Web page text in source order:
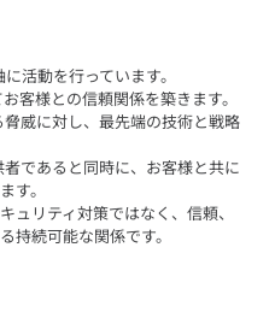
活動を行っています。
客様との信頼関係を築きます。
威に対し、最先端の技術と戦略
であると同時に、お客様と共に
す。
ュリティ対策ではなく、信頼、
持続可能な関係です。